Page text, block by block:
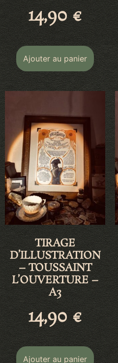
14,90€
Ajouter au panier
TIRAGE
D’ILLUSTRATION
– TOUSSAINT
L’OUVERTURE –
A3
14,90€
Ajouter au panier